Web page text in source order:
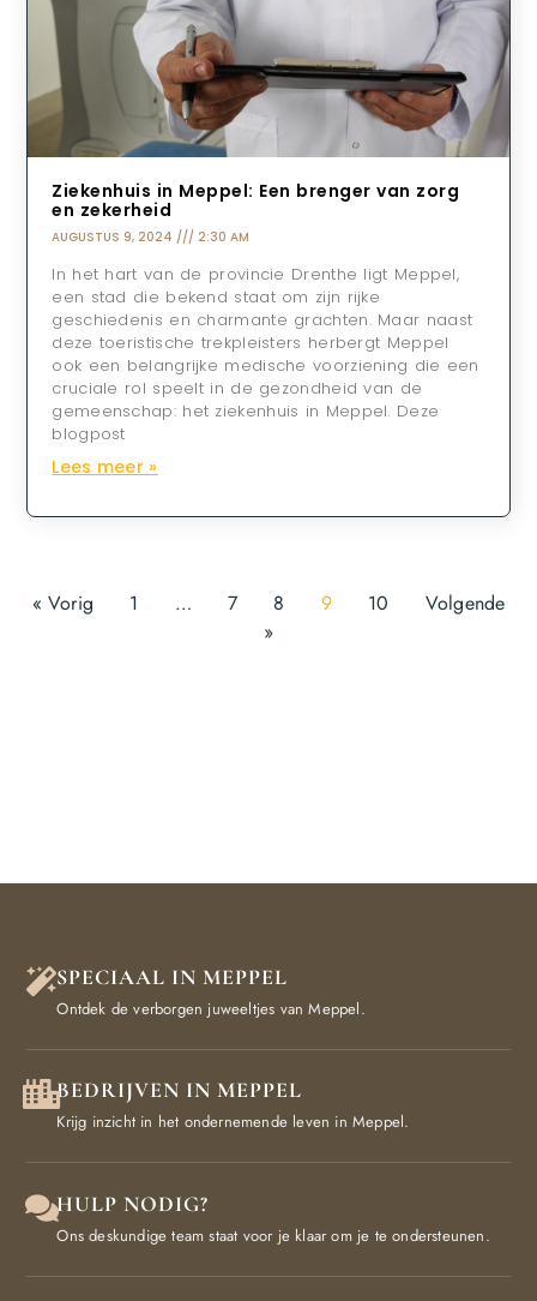
Ziekenhuis in Meppel: Een brenger van zorg
en zekerheid
AUGUSTUS 9, 2024 2:30 AM
In het hart van de provincie Drenthe ligt Meppel,
een stad die bekend staat om zijn rijke
geschiedenis en charmante grachten. Maar naast
deze toeristische trekpleisters herbergt Meppel
ook een belangrijke medische voorziening die een
cruciale rol speelt in de gezondheid van de
gemeenschap: het ziekenhuis in Meppel. Deze
blogpost
Lees meer »
« Vorig 1 … 7 8 9 10
Volgende
»
SPECIAAL IN MEPPEL
Ontdek de verborgen juweeltjes van Meppel.
BEDRIJVEN IN MEPPEL
Krijg inzicht in het ondernemende leven in Meppel.
HULP NODIG?
Ons deskundige team staat voor je klaar om je te ondersteunen.